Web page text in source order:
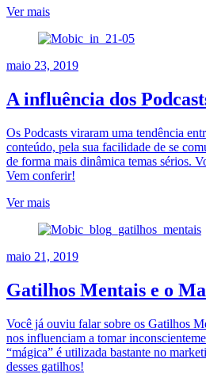
Ver mais
maio 23, 2019
A influência dos
Os Podcasts viraram uma tendência
conteúdo, pela sua facilidade de se
de forma mais dinâmica temas sérios.
Vem conferir!
Ver mais
maio 21, 2019
Gatilhos Mentais e o
Você já ouviu falar sobre os Gatilhos
nos influenciam a tomar
“mágica” é utilizada bastante no
desses gatilhos!